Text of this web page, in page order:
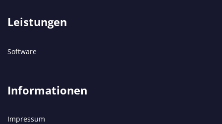
Leistungen
Software
Informationen
Impressum